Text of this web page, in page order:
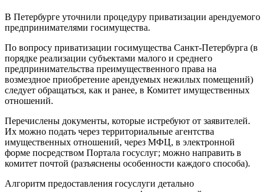
В Петербурге уточнили процедуру приватизации арендуемого
предпринимателями госимущества.
По вопросу приватизации госимущества Санкт-Петербурга (в
порядке реализации субъектами малого и среднего
предпринимательства преимущественного права на
возмездное приобретение арендуемых нежилых помещений)
следует обращаться, как и ранее, в Комитет имущественных
отношений.
Перечислены документы, которые истребуют от заявителей.
Их можно подать через территориальные агентства
имущественных отношений, через МФЦ, в электронной
форме посредством Портала госуслуг; можно направить в
комитет почтой (разъяснены особенности каждого способа).
Алгоритм предоставления госуслуги детально